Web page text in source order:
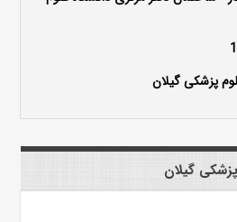
پزشکی گیلان
پزشکی گیلان